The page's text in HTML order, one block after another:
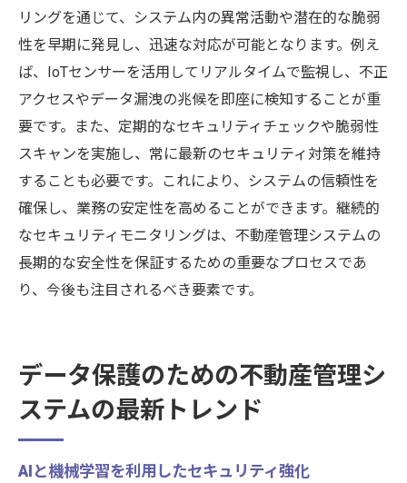
リングを通じて、システム内の異常活動や潜在的な脆弱
性を早期に発見し、迅速な対応が可能となります。例え
ば、IoTセンサーを活用してリアルタイムで監視し、不正
アクセスやデータ漏洩の兆候を即座に検知することが重
要です。また、定期的なセキュリティチェックや脆弱性
スキャンを実施し、常に最新のセキュリティ対策を維持
することも必要です。これにより、システムの信頼性を
確保し、業務の安定性を高めることができます。継続的
なセキュリティモニタリングは、不動産管理システムの
長期的な安全性を保証するための重要なプロセスであ
り、今後も注目されるべき要素です。
データ保護のための不動産管理シ
ステムの最新トレンド
AIと機械学習を利用したセキュリティ強化